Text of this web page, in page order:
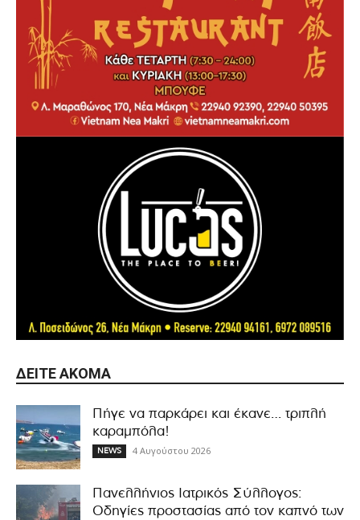
ΔΕΊΤΕ ΑΚΌΜΑ
Πήγε να παρκάρει και έκανε… τριπλή
καραμπόλα!
NEWS 4 Αυγούστου 2026
Πανελλήνιος Ιατρικός Σύλλογος:
Οδηγίες προστασίας από τον καπνό των